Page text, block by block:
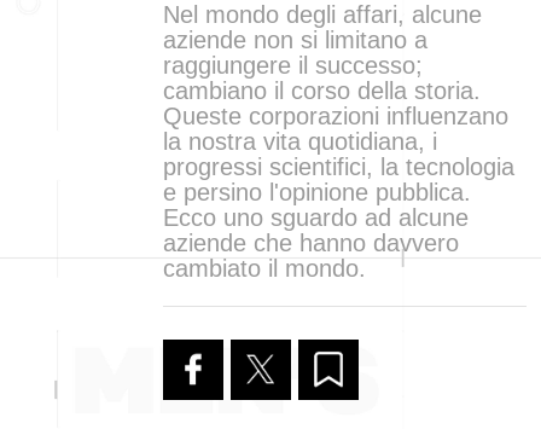
Nel mondo degli affari, alcune
aziende non si limitano a
raggiungere il successo;
cambiano il corso della storia.
Queste corporazioni influenzano
la nostra vita quotidiana, i
progressi scientifici, la tecnologia
e persino l'opinione pubblica.
Ecco uno sguardo ad alcune
aziende che hanno davvero
cambiato il mondo.